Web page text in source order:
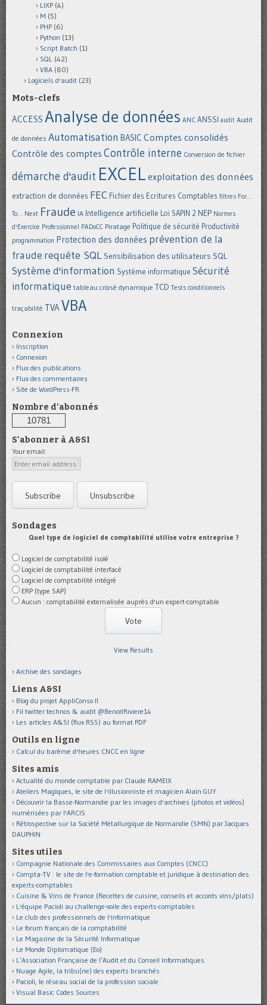
LIXP (4)
M (5)
PHP (6)
Python (13)
Script Batch (1)
SQL (42)
VBA (80)
Logiciels d'audit (23)
Mots-clefs
ACCESS Analyse de données ANC ANSSI audit Audit
de données Automatisation BASIC Comptes consolidés
Contrôle des comptes Contrôle interne Conversion de fichier
démarche d'audit EXCEL exploitation des données
extraction de données FEC Fichier des Ecritures Comptables filtres For...
To... Next Fraude IA Intelligence artificielle Loi SAPIN 2 NEP Normes
d'Exercice Professionnel PADoCC Piratage Politique de sécurité Productivité
programmation Protection des données prévention de la
fraude requête SQL Sensibilisation des utilisateurs SQL
Système d'information Système informatique Sécurité
informatique tableau croisé dynamique TCD Tests conditionnels
traçabilité TVAVBA
Connexion
Inscription
Connexion
Flux des publications
Flux des commentaires
Site de WordPress-FR
Nombre d'abonnés
10781
S'abonner à A&SI
Your email:
Sondages
Quel type de logiciel de comptabilité utilise votre entreprise ?
Logiciel de comptabilité isolé
Logiciel de comptabilité interfacé
Logiciel de comptabilité intégré
ERP (type SAP)
Aucun : comptabilité externalisée auprès d'un expert-comptable
View Results
Archive des sondages
Liens A&SI
Blog du projet AppliConso II
Fil twitter technos & audit @BenoitRiviere14
Les articles A&SI (flux RSS) au format PDF
Outils en ligne
Calcul du barème d'heures CNCC en ligne
Sites amis
Actualité du monde comptable par Claude RAMEIX
Ateliers Magiques, le site de l'illusionniste et magicien Alain GUY
Découvrir la Basse-Normandie par les images d'archives (photos et vidéos)
numérisées par l'ARCIS
Rétrospective sur la Société Métallurgique de Normandie (SMN) par Jacques
DAUPHIN
Sites utiles
Compagnie Nationale des Commissaires aux Comptes (CNCC)
Compta-TV : le site de l'e-formation comptable et juridique à destination des
experts-comptables
Cuisine & Vins de France (Recettes de cuisine, conseils et accords vins/plats)
L'équipe Pacioli au challenge-voile des experts-comptables
Le club des professionnels de l'informatique
Le forum français de la comptabilité
Le Magazine de la Sécurité Informatique
Le Monde Diplomatique (Eo)
L’Association Française de l’Audit et du Conseil Informatiques
Nuage Agile, la tribu(ne) des experts branchés
Pacioli, le réseau social de la profession sociale
Visual Basic Codes Sources